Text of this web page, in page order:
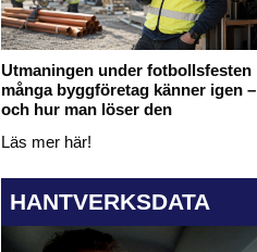
Utmaningen under fotbollsfesten
många byggföretag känner igen –
och hur man löser den
Läs mer här!
HANTVERKSDATA